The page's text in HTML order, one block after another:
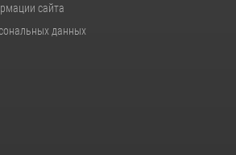
сайта
данных